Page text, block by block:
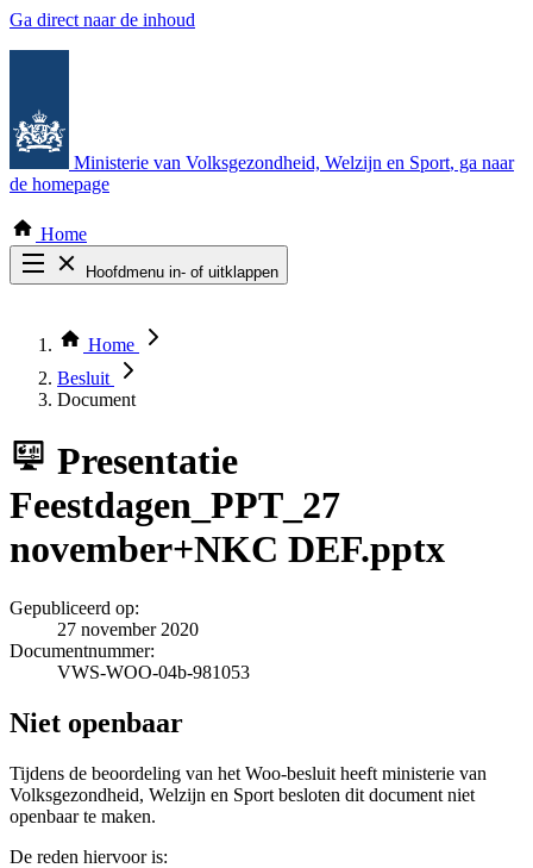
Ga direct naar de inhoud
Ministerie van Volksgezondheid, Welzijn en Sport, ga naar
de homepage
Home
Hoofdmenu in- of uitklappen
Thema COVID-19
Bekijk per bestuursorgaan
Home
Besluit
Document
Presentatie
Feestdagen_PPT_27
november+NKC DEF.pptx
Gepubliceerd op:
27 november 2020
Documentnummer:
VWS-WOO-04b-981053
Niet openbaar
Tijdens de beoordeling van het Woo-besluit heeft ministerie van
Volksgezondheid, Welzijn en Sport besloten dit document niet
openbaar te maken.
De reden hiervoor is: